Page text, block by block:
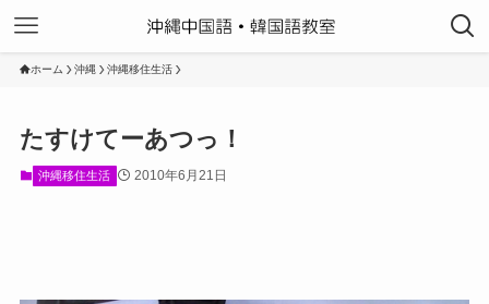
ホーム 沖縄 沖縄移住生活
たすけてーあつっ！
沖縄移住生活 2010年6月21日